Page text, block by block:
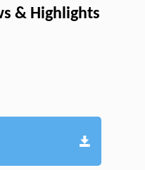
& Highlights